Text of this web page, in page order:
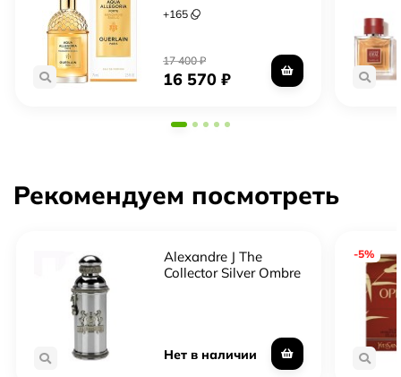
Mandarine Basilic
+165
17 400₽
16 570₽
Рекомендуем посмотреть
Alexandre J The
Collector Silver Ombre
Нет в наличии
-5%